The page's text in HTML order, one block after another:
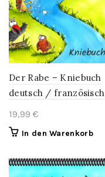
Der Rabe – Kniebuch
deutsch / französisch
19,99 €
In den Warenkorb